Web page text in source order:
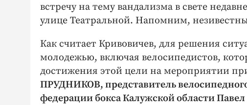
встречу на тему вандализма в свете
улице Театральной. Напомним,
Как считает Кривовичев, для решения
молодежью, включая велосипедистов,
достижения этой цели на мероприятии
ПРУДНИКОВ, представитель
федерации бокса Калужской области